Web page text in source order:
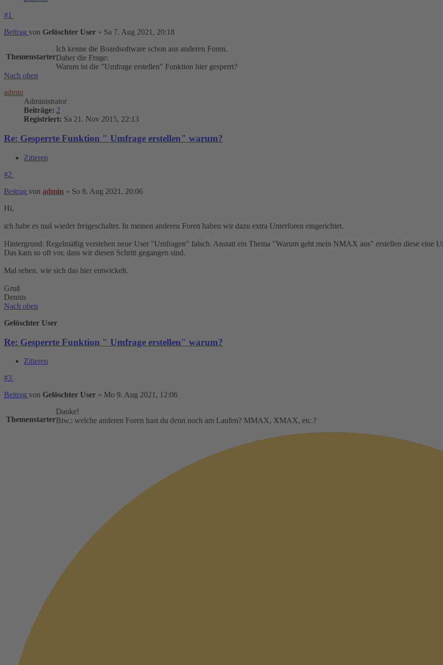
#1
Beitrag von Gelöschter User » Sa 7. Aug 2021, 20:18
Themenstarter
Ich kenne die Boardsoftware schon aus anderen Foren.
Daher die Frage:
Warum ist die "Umfrage erstellen" Funktion hier gesperrt?
Nach oben
admin
Administrator
Beiträge: 2
Registriert: Sa 21. Nov 2015, 22:13
Re: Gesperrte Funktion " Umfrage erstellen" warum?
Zitieren
#2
Beitrag von admin » So 8. Aug 2021, 20:06
Hi,
ich habe es mal wieder freigeschaltet. In meinen anderen Foren haben wir dazu extra Unterforen eingerichtet.
Hintergrund: Regelmäßig verstehen neue User "Umfragen" falsch. Anstatt ein Thema "Warum geht mein NMAX aus" erstellen diese eine
Das kam so oft vor, dass wir diesen Schritt gegangen sind.
Mal sehen, wie sich das hier entwickelt.
Gruß
Dennis
Nach oben
Gelöschter User
Re: Gesperrte Funktion " Umfrage erstellen" warum?
Zitieren
#3
Beitrag von Gelöschter User » Mo 9. Aug 2021, 12:06
Themenstarter
Danke!
Btw.: welche anderen Foren hast du denn noch am Laufen? MMAX, XMAX, etc.?